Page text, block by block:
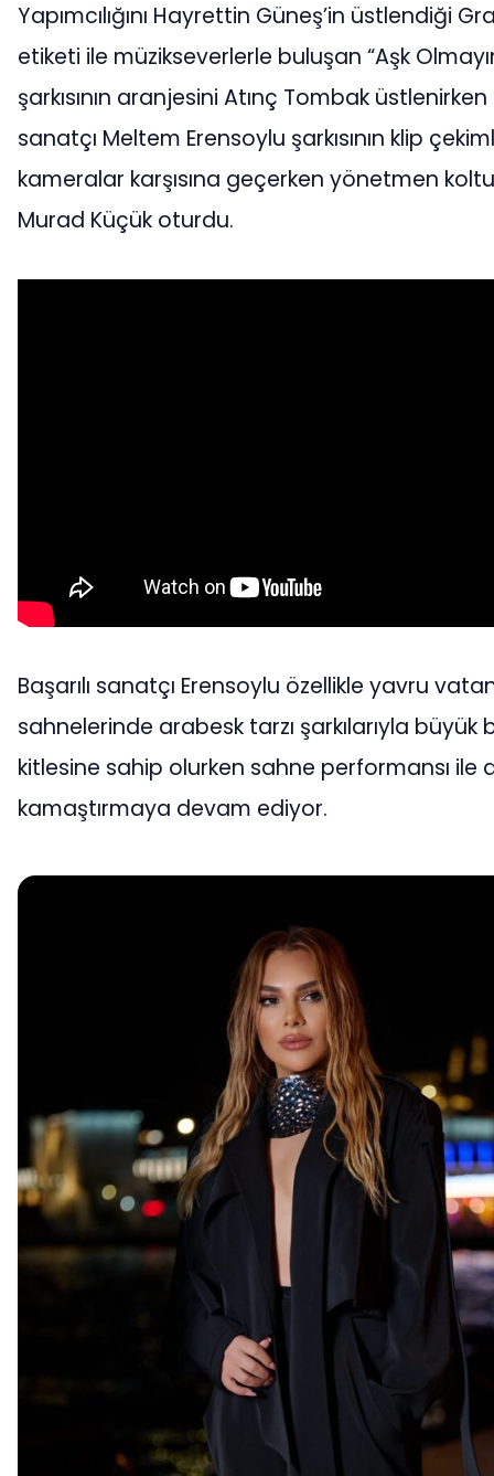
Yapımcılığını Hayrettin Güneş’in üstlendiği
etiketi ile müzikseverlerle buluşan “Aşk
şarkısının aranjesini Atınç Tombak üstlenirken
sanatçı Meltem Erensoylu şarkısının klip
kameralar karşısına geçerken yönetmen
Murad Küçük oturdu.
Başarılı sanatçı Erensoylu özellikle yavru vatan
sahnelerinde arabesk tarzı şarkılarıyla büyük
kitlesine sahip olurken sahne performansı ile
kamaştırmaya devam ediyor.